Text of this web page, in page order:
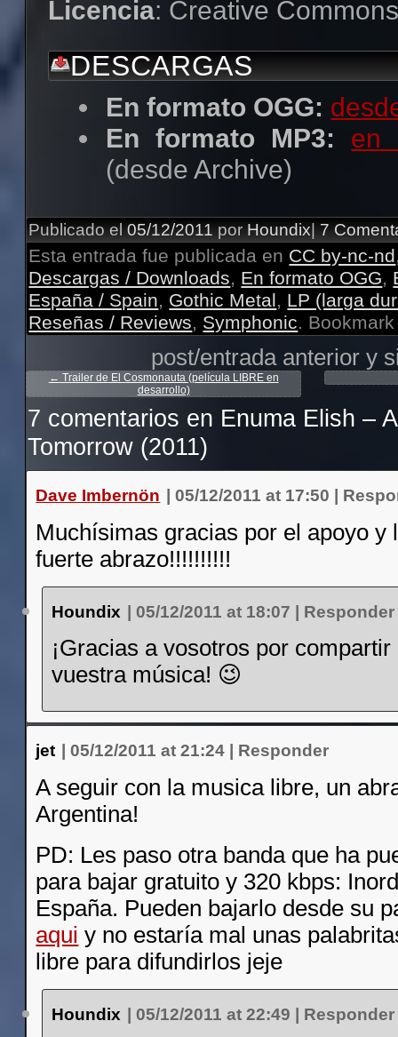
Licencia: Creative
DESCARGAS
En formato OGG:
En formato MP3:
en
(desde Archive)
Publicado el 05/12/2011 por Houndix 7
Esta entrada fue publicada en CC by-nc-nd
Descargas / Downloads, En formato OGG,
España / Spain, Gothic Metal, LP (larga
Reseñas / Reviews, Symphonic.
post/entrada anterior y
← Trailer de El Cosmonauta (película LIBRE en
desarrollo)
7 comentarios en Enuma Elish –
Tomorrow (2011)
Dave Imbernön |05/12/2011 at 17:50
Muchísimas gracias por el apoyo y
fuerte abrazo!!!!!!!!!!
Houndix |05/12/2011 at 18:07 | Responder
¡Gracias a vosotros por
vuestra música! 😉
jet |05/12/2011 at 21:24 Responder
A seguir con la musica libre, un
Argentina!
PD: Les paso otra banda que ha
para bajar gratuito y 320 kbps:
España. Pueden bajarlo desde su
aqui y no estaría mal unas
libre para difundirlos jeje
Houndix |05/12/2011 at 22:49 | Responder